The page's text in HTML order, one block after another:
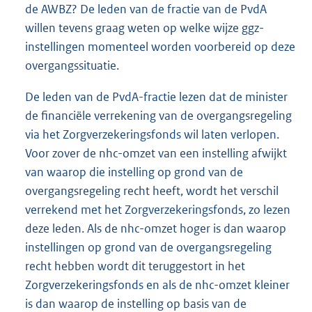
de AWBZ? De leden van de fractie van de PvdA
willen tevens graag weten op welke wijze ggz-
instellingen momenteel worden voorbereid op deze
overgangssituatie.
De leden van de PvdA-fractie lezen dat de minister
de financiële verrekening van de overgangsregeling
via het Zorgverzekeringsfonds wil laten verlopen.
Voor zover de nhc-omzet van een instelling afwijkt
van waarop die instelling op grond van de
overgangsregeling recht heeft, wordt het verschil
verrekend met het Zorgverzekeringsfonds, zo lezen
deze leden. Als de nhc-omzet hoger is dan waarop
instellingen op grond van de overgangsregeling
recht hebben wordt dit teruggestort in het
Zorgverzekeringsfonds en als de nhc-omzet kleiner
is dan waarop de instelling op basis van de